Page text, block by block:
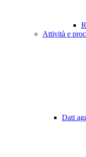
Attività e
Dati